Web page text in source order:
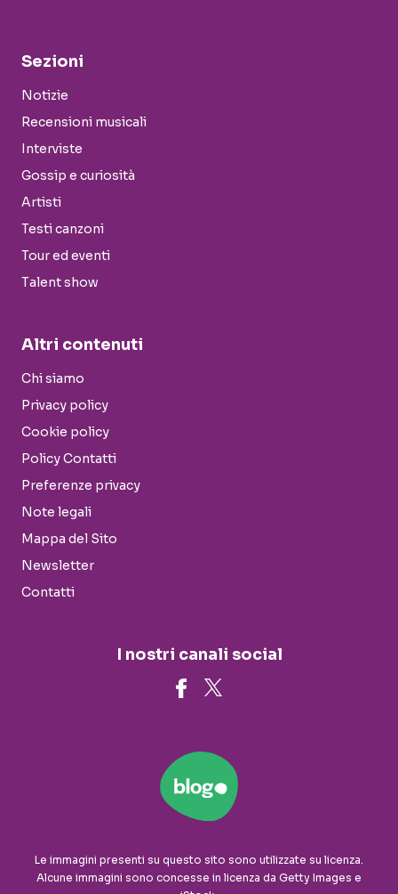
Sezioni
Notizie
Recensioni musicali
Interviste
Gossip e curiosità
Artisti
Testi canzoni
Tour ed eventi
Talent show
Altri contenuti
Chi siamo
Privacy policy
Cookie policy
Policy Contatti
Preferenze privacy
Note legali
Mappa del Sito
Newsletter
Contatti
I nostri canali social
Le immagini presenti su questo sito sono utilizzate su licenza.
Alcune immagini sono concesse in licenza da Getty Images e